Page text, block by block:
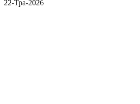
22-Тра-2026